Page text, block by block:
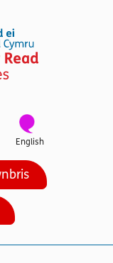
English